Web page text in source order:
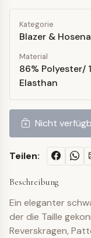
Kategorie
Blazer &
Material
86% Polyester/
Elasthan
Nicht
Teilen:
Beschreibung
Ein eleganter
der die Taille
Reverskragen,